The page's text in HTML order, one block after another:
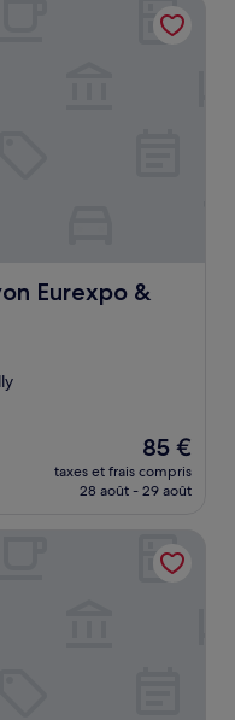
121 €
Eurexpo &
& Spa
Le
nouveau
prix
de
85 €
85 €
taxes et frais compris
28 août - 29 août